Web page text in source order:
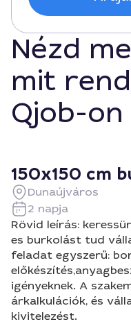
Nézd
mit
Qjob-on
150x150 cm
Dunaújváros
2 napja
Rövid leírás:
es burkolást tud
feladat egyszerű:
igényeknek. A
árkalkulációk, és
kivitelezést.